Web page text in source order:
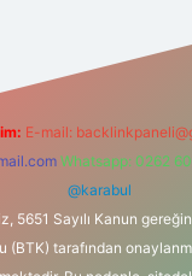
E-mail:
Whatsapp: 0262
@karabul
5651 Sayılı Kanun
(BTK) tarafından